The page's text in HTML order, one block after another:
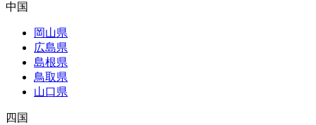
中国
岡山県
広島県
島根県
鳥取県
山口県
四国